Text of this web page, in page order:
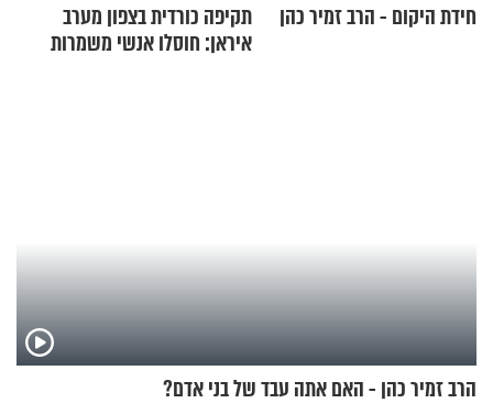
חידת היקום - הרב זמיר כהן
תקיפה כורדית בצפון מערב
איראן: חוסלו אנשי משמרות
הרב זמיר כהן - האם אתה עבד של בני אדם?